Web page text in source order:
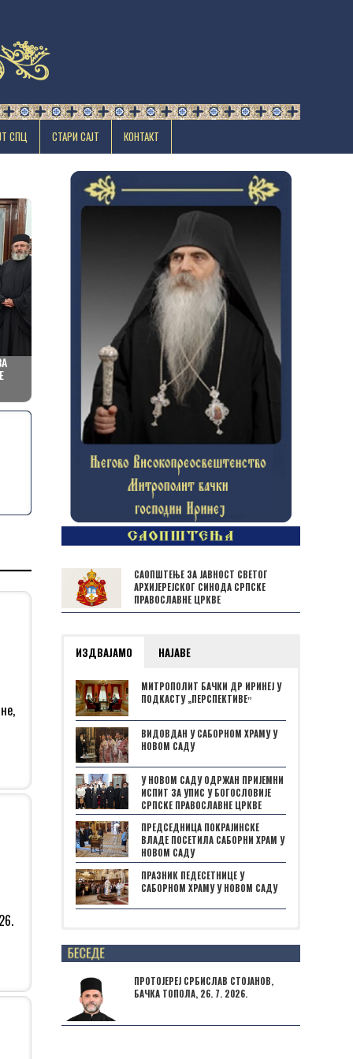
СПЦ СТАРИ САЈТ КОНТАКТ
ПРАЗНИК ПЕДЕСЕТНИЦЕ У САБОРНОМ ХРАМУ У
НОВОМ САДУ
САОПШТЕЊЕ ЗА ЈАВНОСТ СВЕТОГ
АРХИЈЕРЕЈСКОГ СИНОДА СРПСКЕ
ПРАВОСЛАВНЕ ЦРКВЕ
ИЗДВАЈАМО НАЈАВЕ
МИТРОПОЛИТ БАЧКИ ДР ИРИНЕЈ У
ПОДКАСТУ „ПЕРСПЕКТИВЕˮ
ВИДОВДАН У САБОРНОМ ХРАМУ У
НОВОМ САДУ
У НОВОМ САДУ ОДРЖАН ПРИЈЕМНИ
ИСПИТ ЗА УПИС У БОГОСЛОВИЈЕ
СРПСКЕ ПРАВОСЛАВНЕ ЦРКВЕ
ПРЕДСЕДНИЦА ПОКРАЈИНСКЕ
ВЛАДЕ ПОСЕТИЛА САБОРНИ ХРАМ У
НОВОМ САДУ
ПРАЗНИК ПЕДЕСЕТНИЦЕ У
САБОРНОМ ХРАМУ У НОВОМ САДУ
Posts not found
ПРОТОЈЕРЕЈ СРБИСЛАВ СТОЈАНОВ,
БАЧКА ТОПОЛА, 26. 7. 2026.